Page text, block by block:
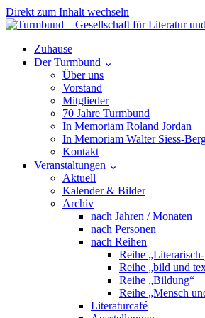
Direkt zum Inhalt wechseln
Hauptnavigation
Zuhause
Der Turmbund ⌄
Über uns
Vorstand
Mitglieder
70 Jahre Turmbund
In Memoriam Roland Jordan
In Memoriam Walter Siess-
Kontakt
Veranstaltungen ⌄
Aktuell
Kalender & Bilder
Archiv
nach Jahren / Monaten
nach Personen
nach Reihen
Reihe
Reihe „bild und
Reihe „Bildung“
Reihe „Mensch
Literaturcafé